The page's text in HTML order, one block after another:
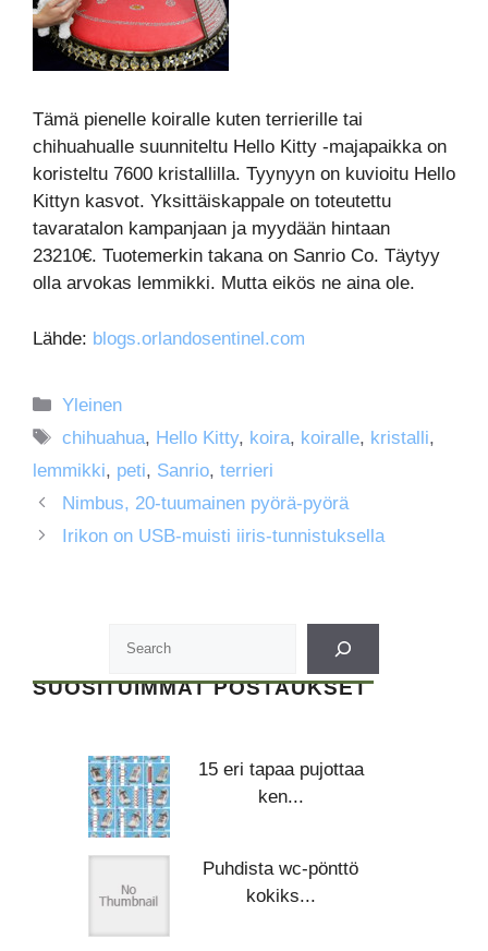
Tämä pienelle koiralle kuten terrierille tai
chihuahualle suunniteltu Hello Kitty -majapaikka on
koristeltu 7600 kristallilla. Tyynyyn on kuvioitu Hello
Kittyn kasvot. Yksittäiskappale on toteutettu
tavaratalon kampanjaan ja myydään hintaan
23210€. Tuotemerkin takana on Sanrio Co. Täytyy
olla arvokas lemmikki. Mutta eikös ne aina ole.
Lähde: blogs.orlandosentinel.com
Kategoriat
Yleinen
Avainsanat
chihuahua, Hello Kitty, koira, koiralle, kristalli,
lemmikki, peti, Sanrio, terrieri
Nimbus, 20-tuumainen pyörä-pyörä
Irikon on USB-muisti iiris-tunnistuksella
SUOSITUIMMAT POSTAUKSET
15 eri tapaa pujottaa
ken...
Puhdista wc-pönttö
kokiks...